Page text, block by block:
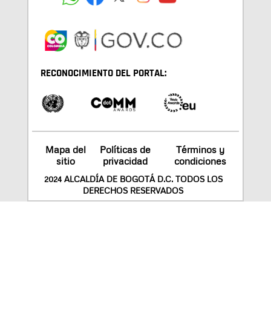
RECONOCIMIENTO DEL PORTAL:
Mapa del
sitio
Políticas de
privacidad
Términos y
condiciones
2024 ALCALDÍA DE BOGOTÁ D.C. TODOS LOS
DERECHOS RESERVADOS